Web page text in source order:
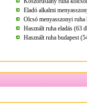
Eladó alkalmi
Olcsó menyasszonyi
Használt ruha eladás (63
Használt ruha budapest